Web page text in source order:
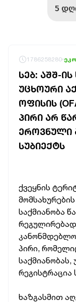
1786258280
ᲡᲔᲑ: ᲐᲨᲨ-
ᲣᲪᲮᲝᲣᲠᲘ
ᲝᲤᲘᲡᲘᲡ
ᲞᲘᲠᲘ ᲐᲠ
ᲔᲠᲝᲕᲜᲣᲚᲘ
ᲡᲣᲑᲘᲔᲥᲢᲡ
ქვეყნის
საქმიანობა
პირი,
ხაზგასმით